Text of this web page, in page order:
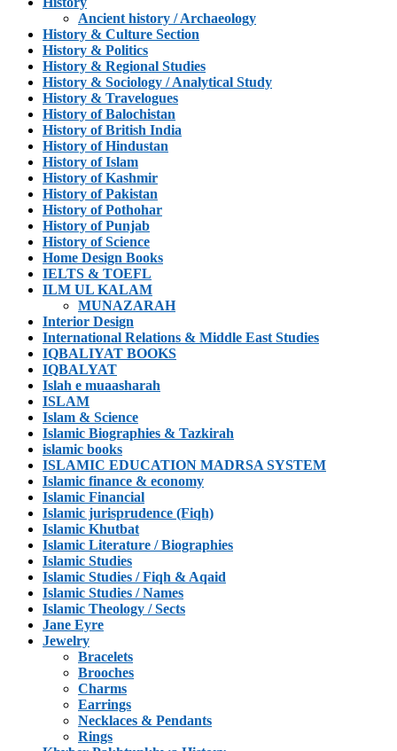
Ancient history / Archaeology
History & Culture Section
History & Politics
History & Regional Studies
History & Sociology / Analytical Study
History & Travelogues
History of Balochistan
History of British India
History of Hindustan
History of Islam
History of Kashmir
History of Pakistan
History of Pothohar
History of Punjab
History of Science
Home Design Books
IELTS & TOEFL
ILM UL KALAM
MUNAZARAH
Interior Design
International Relations & Middle East Studies
IQBALIYAT BOOKS
IQBALYAT
Islah e muaasharah
ISLAM
Islam & Science
Islamic Biographies & Tazkirah
islamic books
ISLAMIC EDUCATION MADRSA SYSTEM
Islamic finance & economy
Islamic Financial
Islamic jurisprudence (Fiqh)
Islamic Khutbat
Islamic Literature / Biographies
Islamic Studies
Islamic Studies / Fiqh & Aqaid
Islamic Studies / Names
Islamic Theology / Sects
Jane Eyre
Jewelry
Bracelets
Brooches
Charms
Earrings
Necklaces & Pendants
Rings